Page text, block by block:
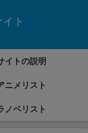
ト
イトの説明
ニメリスト
ノベリスト